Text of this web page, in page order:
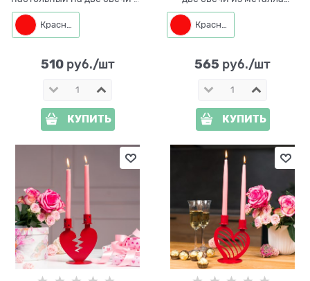
металла
Красный
510 руб./шт
КУПИТЬ
подарочный
Красный
565 руб./шт
КУПИТЬ